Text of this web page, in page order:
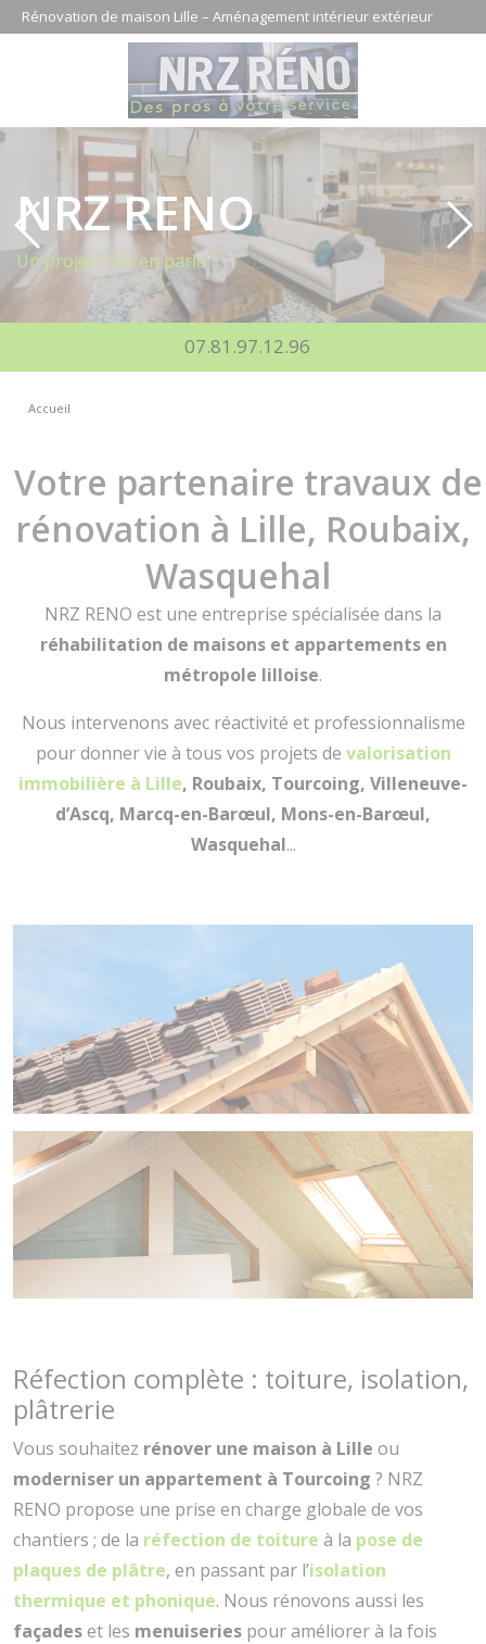
Rénovation de maison Lille – Aménagement intérieur extérieur
NRZ RENO
Un projet ? On en parle ?
07.81.97.12.96
Accueil
Votre partenaire travaux de
rénovation à Lille, Roubaix,
Wasquehal
NRZ RENO est une entreprise spécialisée dans la
réhabilitation de maisons et appartements en
métropole lilloise.
Nous intervenons avec réactivité et professionnalisme
pour donner vie à tous vos projets de valorisation
immobilière à Lille, Roubaix, Tourcoing, Villeneuve-
d’Ascq, Marcq-en-Barœul, Mons-en-Barœul,
Wasquehal...
Réfection complète : toiture, isolation,
plâtrerie
Vous souhaitez rénover une maison à Lille ou
moderniser un appartement à Tourcoing ? NRZ
RENO propose une prise en charge globale de vos
chantiers ; de la réfection de toiture à la pose de
plaques de plâtre, en passant par l’isolation
thermique et phonique. Nous rénovons aussi les
façadeset les menuiseries pour améliorer à la fois
Panneau de gestion des cookies